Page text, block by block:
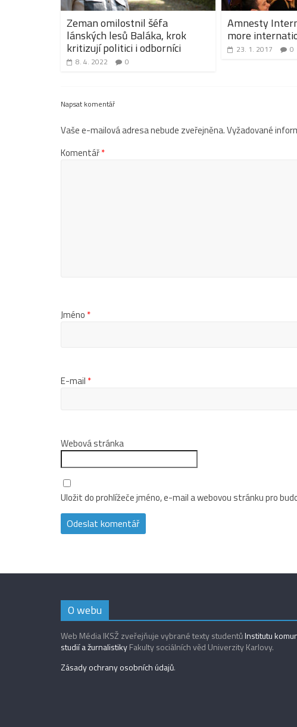
Zeman omilostnil šéfa
lánských lesů Baláka, krok
kritizují politici i odborníci
8. 4. 2022 0
Amnesty
more
23. 1. 2017 0
Napsat komentář
Vaše e-mailová adresa nebude zveřejněna.Vyžadované
Komentář*
Jméno *
E-mail *
Webová stránka
Uložit do prohlížeče jméno, e-mail a webovou stránku pro
O webu
Web Média IKSŽ zveřejňuje vybrané texty studentůInstitutu
studií a žurnalistikyFakulty sociálních věd Univerzity Karlovy.
Zásady ochrany osobních údajů.